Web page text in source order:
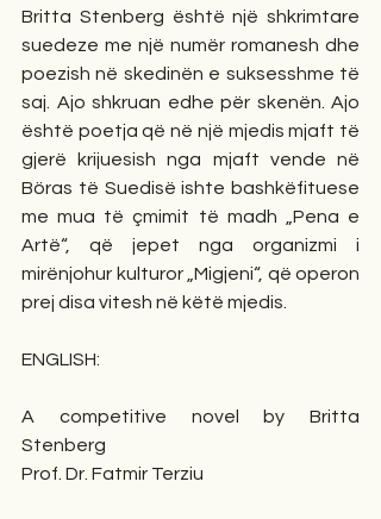
Britta Stenberg është një shkrimtare
suedeze me një numër romanesh dhe
poezish në skedinën e suksesshme të
saj. Ajo shkruan edhe për skenën. Ajo
është poetja që në një mjedis mjaft të
gjerë krijuesish nga mjaft vende në
Böras të Suedisë ishte bashkëfituese
me mua të çmimit të madh „Pena e
Artë“, që jepet nga organizmi i
mirënjohur kulturor „Migjeni“, që operon
prej disa vitesh në këtë mjedis.
ENGLISH:
A competitive novel by Britta
Stenberg
Prof. Dr. Fatmir Terziu